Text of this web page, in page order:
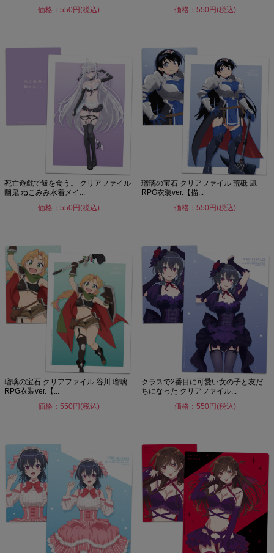
価格：550円(税込)
価格：550円(税込)
死亡遊戯で飯を食う。 クリアファイル
幽鬼 ねこみみ水着メイ...
価格：550円(税込)
瑠璃の宝石 クリアファイル 荒砥 凪
RPG衣装ver.【描...
価格：550円(税込)
瑠璃の宝石 クリアファイル 谷川 瑠璃
RPG衣装ver.【...
価格：550円(税込)
クラスで2番目に可愛い女の子と友だ
ちになった クリアファイル...
価格：550円(税込)